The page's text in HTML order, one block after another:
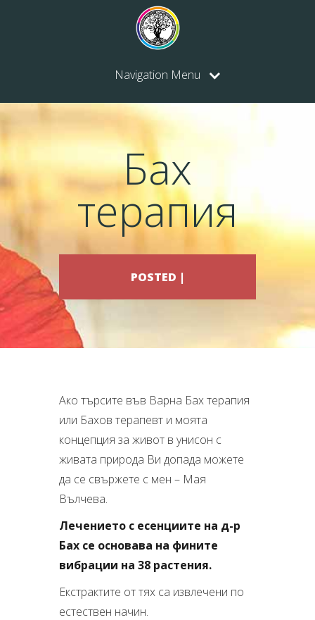
Navigation Menu
Бах
терапия
POSTED |
Ако търсите във Варна Бах терапия
или Бахов терапевт и моята
концепция за живот в унисон с
живата природа Ви допада можете
да се свържете с мен – Мая
Вълчева.
Лечението с есенциите на д-р
Бах се основава на фините
вибрации на 38 растения.
Екстрактите от тях са извлечени по
естествен начин.